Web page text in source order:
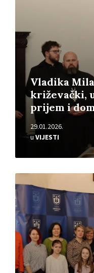
Vladika
križevački,
prijem i
29.01.2026.
uVIJESTI
Pročitajte
više